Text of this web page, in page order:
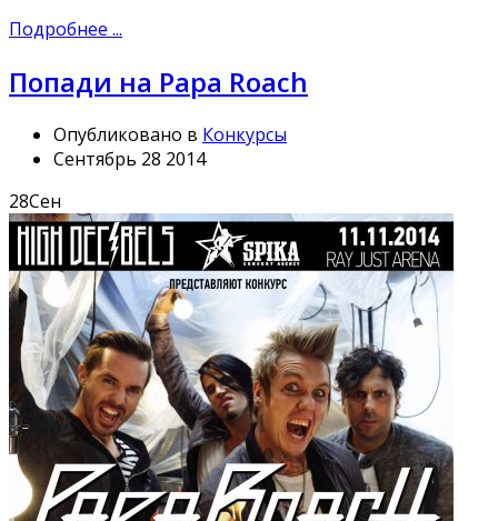
Подробнее ...
Попади на Papa Roach
Опубликовано в Конкурсы
Сентябрь 28 2014
28Сен